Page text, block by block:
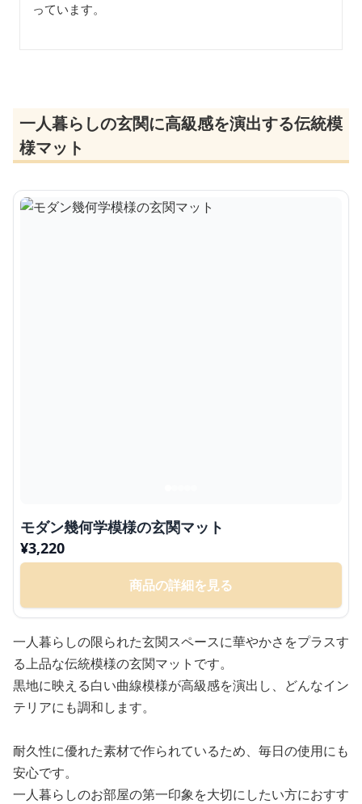
っています。
一人暮らしの玄関に高級感を演出する伝統模
様マット
モダン幾何学模様の玄関マット
¥3,220
商品の詳細を見る
一人暮らしの限られた玄関スペースに華やかさをプラスす
る上品な伝統模様の玄関マットです。
黒地に映える白い曲線模様が高級感を演出し、どんなイン
テリアにも調和します。
耐久性に優れた素材で作られているため、毎日の使用にも
安心です。
一人暮らしのお部屋の第一印象を大切にしたい方におすす